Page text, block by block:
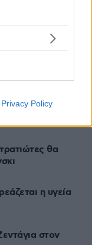
Privacy Policy
κοσμήματα από
με νησί
το
θα
η υγεία
στον